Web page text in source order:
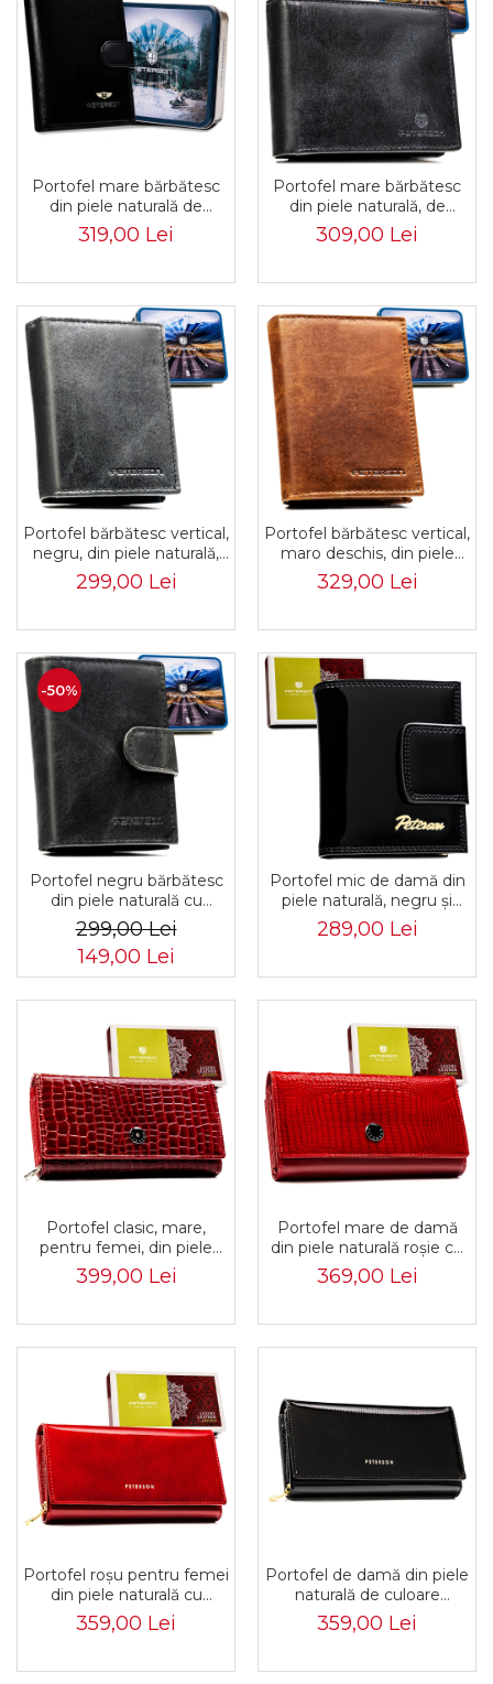
Portofel mare bărbătesc
din piele naturală de
culoare neagră, echipat cu
sistem RFID - Peterson
319,00 Lei
Portofel mare bărbătesc
din piele naturală, de
culoare neagră, echipat cu
sistem RFID - Peterson
BL
309,00 Lei
Portofel bărbătesc vertical,
negru, din piele naturală,
cu sistem RFID - Peterson
PTR-PTN RM-12-LWC-
299,00 Lei
Portofel bărbătesc vertical,
maro deschis, din piele
naturală, cu sistem RFID -
Peterson PTR-PTN RM-12-
329,00 Lei
-50%
Portofel negru bărbătesc
din piele naturală cu
sistem RFID și închidere
cu capsă - Peterson PTR-
PTN RM-12L-LWC-4640
299,00 Lei
149,00 Lei
Portofel mic de damă din
piele naturală, negru și
auriu, echipat cu sistem
RFID - Peterson PTR-PTN
289,00 Lei
Portofel clasic, mare,
pentru femei, din piele
naturală, de culoare roșie -
Peterson PTR-PTN 42100-
399,00 Lei
Portofel mare de damă
din piele naturală roșie cu
închidere cu capsă -
Peterson PTR-PTN 42100-
369,00 Lei
Portofel roșu pentru femei
din piele naturală cu
închidere cu capsă -
Peterson PTR-PTN 42106-
359,00 Lei
Portofel de damă din piele
naturală de culoare
neagră, echipat cu sistem
RFID - Peterson PTR-PTN
359,00 Lei